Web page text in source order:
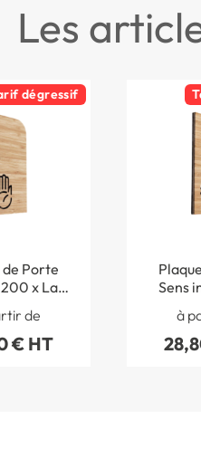
les
dégressif
de Porte
x Larg
Bambou -
Woody®
de
€ HT
Sens
200 x
à